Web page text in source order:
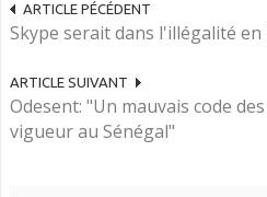
ARTICLE PÉCÉDENT
Skype serait dans l'illégalité en
ARTICLE SUIVANT
Odesent: "Un mauvais code
vigueur au Sénégal"